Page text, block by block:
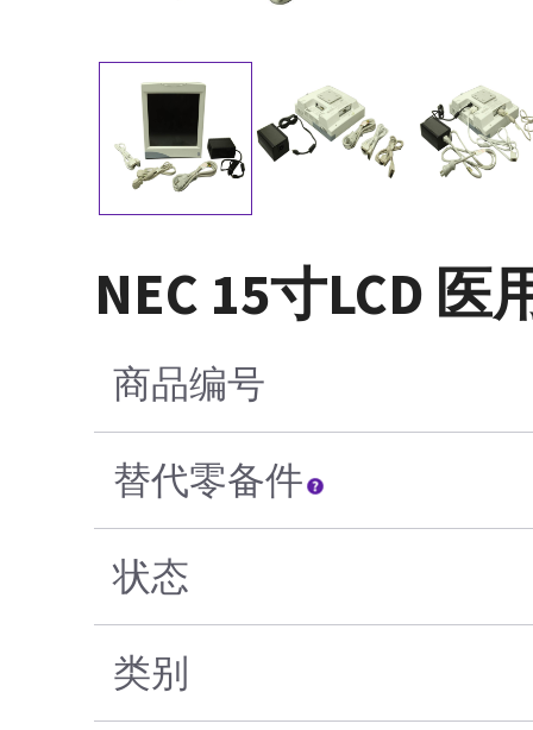
NEC 15寸LCD 医
商品编号
替代零备件
状态
类别